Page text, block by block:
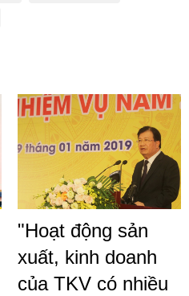
"Hoạt động sản
xuất, kinh doanh
của TKV có nhiều